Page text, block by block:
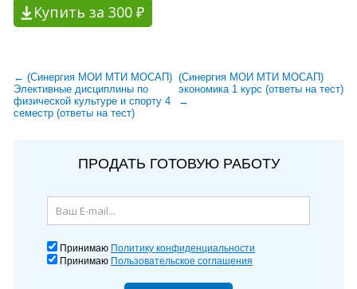
Купить за 300 ₽
← (Синергия МОИ МТИ МОСАП)
Элективные дисциплины по
физической культуре и спорту 4
семестр (ответы на тест)
(Синергия МОИ МТИ МОСАП)
экономика 1 курс (ответы на тест)
→
ПРОДАТЬ ГОТОВУЮ РАБОТУ
Принимаю Политику конфиденциальности
Принимаю Пользовательское соглашения